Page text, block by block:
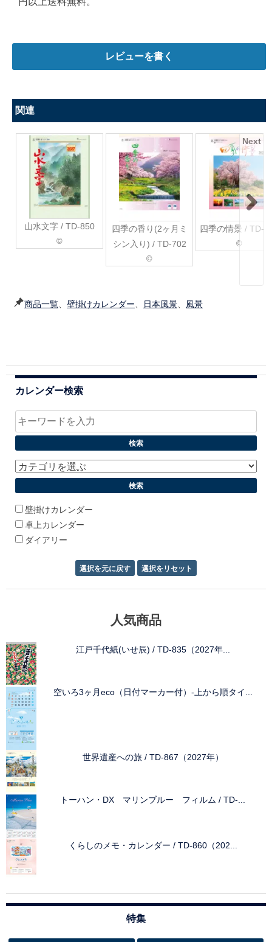
レビューを書く
関連
山水文字 / TD-850
©
四季の香り(2ヶ月ミ
シン入り) / TD-702
©
四季の情景 / TD-
©
Next
商品一覧 壁掛けカレンダー 日本風景 風景
カレンダー検索
壁掛けカレンダー
卓上カレンダー
ダイアリー
人気商品
江戸千代紙(いせ辰) / TD-835（2027年...
空いろ3ヶ月eco（日付マーカー付）-上から順タイ...
世界遺産への旅 / TD-867（2027年）
トーハン・DX マリンブルー フィルム / TD-...
くらしのメモ・カレンダー / TD-860（202...
特集